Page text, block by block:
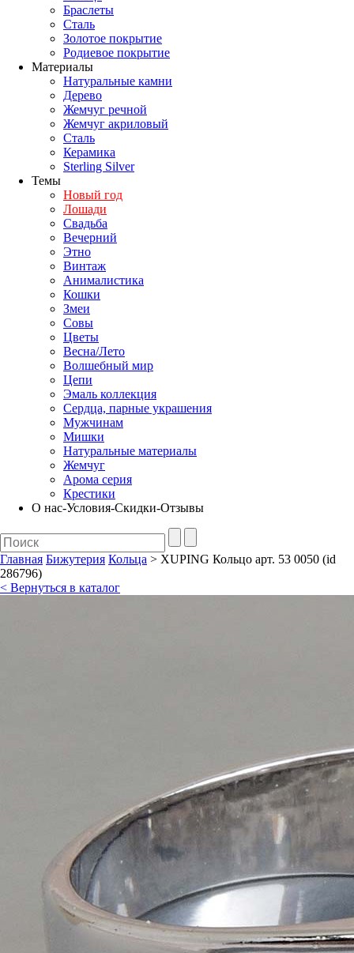
Браслеты
Сталь
Золотое покрытие
Родиевое покрытие
Материалы
Натуральные камни
Дерево
Жемчуг речной
Жемчуг акриловый
Сталь
Керамика
Sterling Silver
Темы
Новый год
Лошади
Свадьба
Вечерний
Этно
Винтаж
Анималистика
Кошки
Змеи
Совы
Цветы
Весна/Лето
Волшебный мир
Цепи
Эмаль коллекция
Сердца, парные украшения
Мужчинам
Мишки
Натуральные материалы
Жемчуг
Арома серия
Крестики
О нас-Условия-Скидки-Отзывы
Главная Бижутерия Кольца > XUPING Кольцо арт. 53 0050 (id
286796)
< Вернуться в каталог